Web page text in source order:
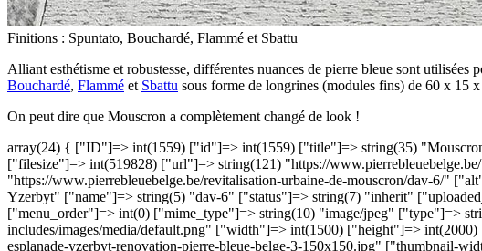
Finitions : Spuntato, Bouchardé, Flammé et Sbattu
Alliant esthétisme et robustesse, différentes nuances de pierre bleue sont
Bouchardé, Flammé et Sbattu sous forme de longrines (modules fins) de 60 x 15
On peut dire que Mouscron a complètement changé de look !
array(24) { ["ID"]=> int(1559) ["id"]=> int(1559) ["title"]=> string(35)
["filesize"]=> int(519828) ["url"]=> string(121) "https://
"https://www.pierrebleuebelge.be/revitalisation-urbaine-de-mouscron/dav-6/"
Yzerbyt" ["name"]=> string(5) "dav-6" ["status"]=> string(7) "inherit"
["menu_order"]=> int(0) ["mime_type"]=> string(10) "image/jpeg" ["type"]=>
includes/images/media/default.png" ["width"]=> int(1500) ["height"]=>
esplanade-yzerbyt-renovation-pierre-bleue-belge-3-150x150.jpg" ["thumbnail-